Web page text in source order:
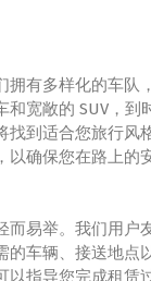
拥有多样化的车队
和宽敞的 SUV，到
找到适合您旅行风
以确保您在路上的
而易举。我们用户
的车辆、接送地点
以指导您完成租赁